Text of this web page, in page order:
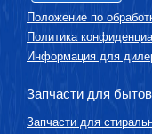
Положение по
Политика
Информация для
Запчасти для
Запчасти для